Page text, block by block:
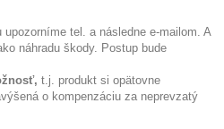
tel. a následne e-mailom. A
náhradu škody. Postup bude
t.j. produkt si opätovne
o kompenzáciu za neprevzatý